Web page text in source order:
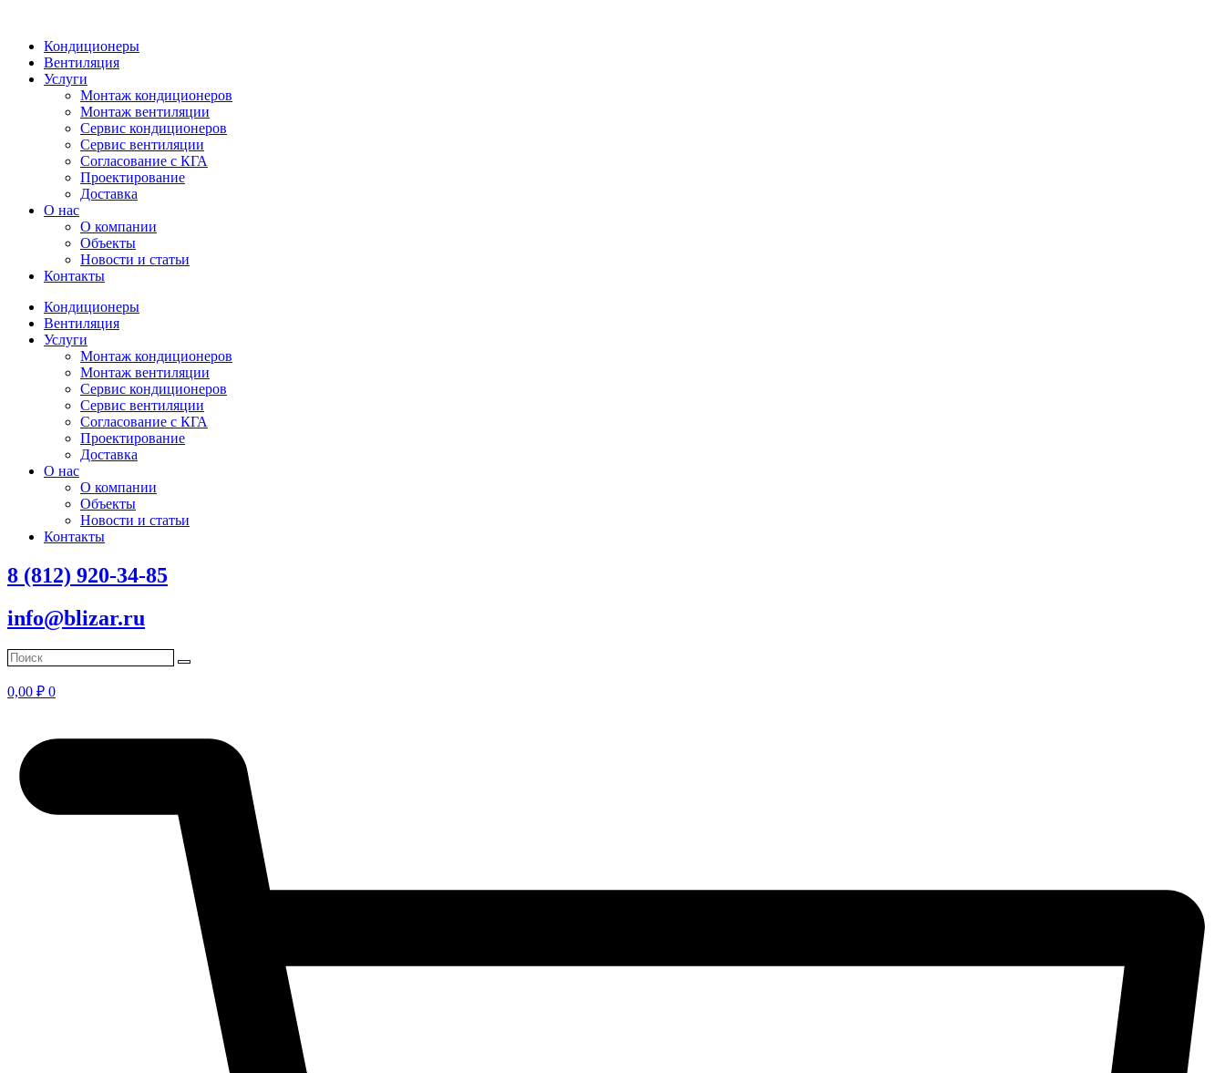
Кондиционеры
Вентиляция
Услуги
Монтаж кондиционеров
Монтаж вентиляции
Сервис кондиционеров
Сервис вентиляции
Согласование с КГА
Проектирование
Доставка
О нас
О компании
Объекты
Новости и статьи
Контакты
Кондиционеры
Вентиляция
Услуги
Монтаж кондиционеров
Монтаж вентиляции
Сервис кондиционеров
Сервис вентиляции
Согласование с КГА
Проектирование
Доставка
О нас
О компании
Объекты
Новости и статьи
Контакты
8 (812) 920-34-85
info@blizar.ru
0,00 ₽ 0